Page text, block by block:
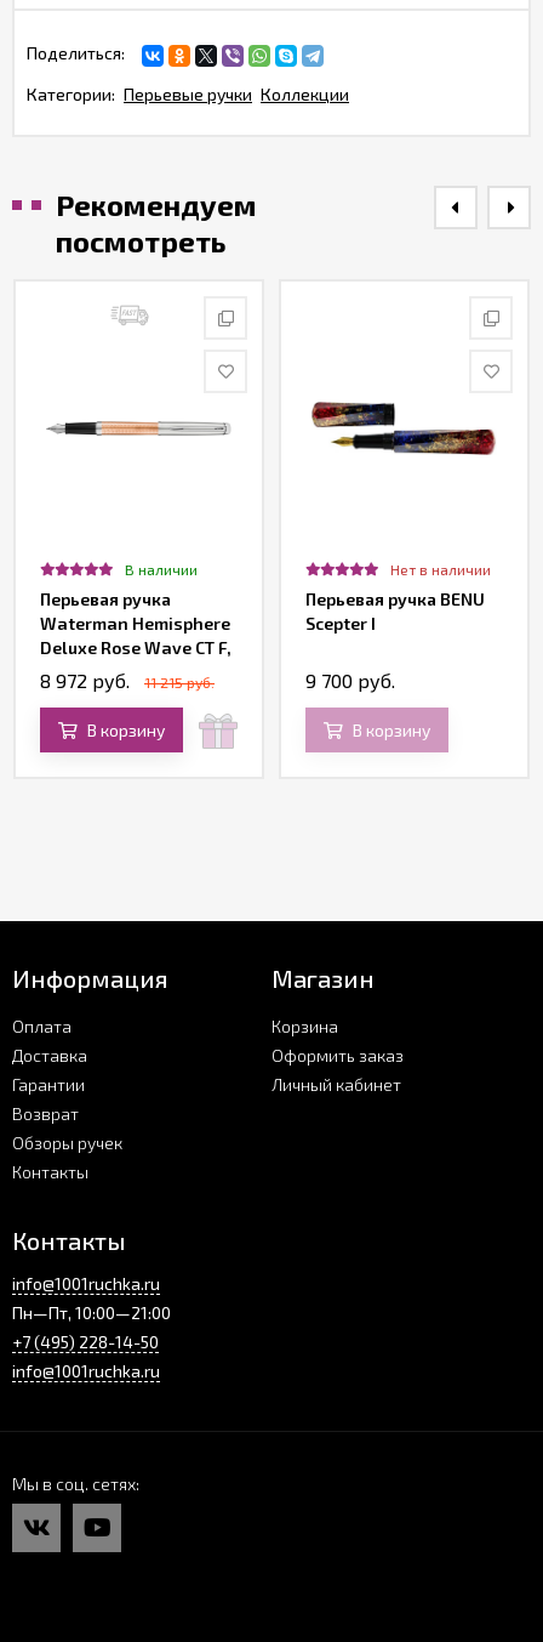
Поделиться:
Категории: Перьевые ручки Коллекции
Рекомендуем
посмотреть
В наличии
Перьевая ручка
Waterman Hemisphere
Deluxe Rose Wave CT F,
подарочная коробка
8 972 руб. 11 215 руб.
В корзину
Нет в наличии
Перьевая ручка BENU
Scepter I
9 700 руб.
В корзину
Информация
Оплата
Доставка
Гарантии
Возврат
Обзоры ручек
Контакты
Магазин
Корзина
Оформить заказ
Личный кабинет
Контакты
info@1001ruchka.ru
Пн—Пт, 10:00—21:00
+7 (495) 228-14-50
info@1001ruchka.ru
Мы в соц. сетях